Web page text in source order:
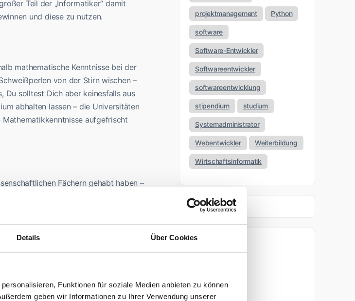
Details Über Cookies
Funktionen für soziale Medien anbieten zu können
geben wir Informationen zu Ihrer Verwendung unserer
Teil der „Informatiker“ damit
und diese zu nutzen.
mathematische Kenntnisse bei der
von der Stirn wischen –
Du solltest Dich aber keinesfalls aus
abhalten lassen – die Universitäten
aufgefrischt
Fächern gehabt haben –
vielleicht nicht das richtige Studium
mit den
und Datenstrukturen – das
Vorlesungen fangen oft relativ
projektmanagement Python
software
Software-Entwickler
Softwareentwickler
softwareentwicklung
stipendium studium
Systemadministrator
Webentwickler Weiterbildung
Wirtschaftsinformatik
April 2026
März 2026